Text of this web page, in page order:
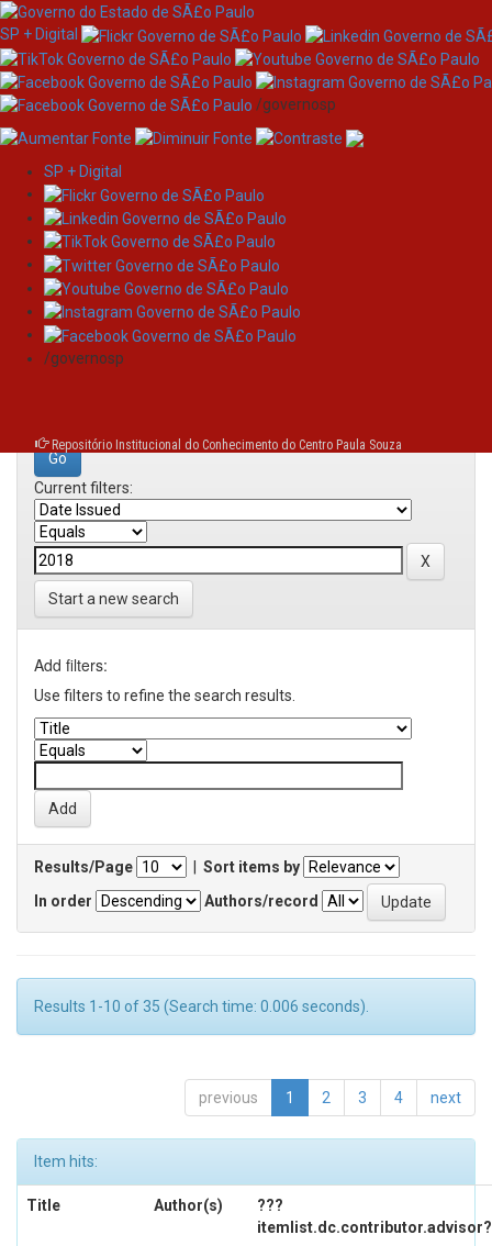
Skip
navigation
SP + Digital
/governosp
SP + Digital
/governosp
Repositório Institucional do Conhecimento do Centro Paula Souza
Search
Search:
Current filters:
Start a new search
Add filters:
Use filters to refine the search results.
Results/Page
Sort items by
In order
Authors/record
Results 1-10 of 35 (Search time: 0.006 seconds).
previous 1 2 3 4 next
Item hits:
Title Author(s)
???